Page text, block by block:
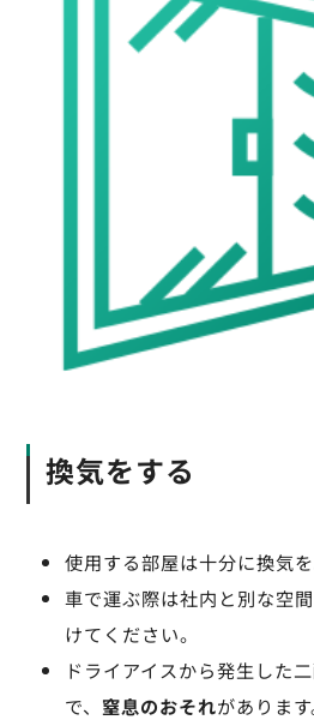
換気をする
使用する部屋は十分に換気を
車で運ぶ際は社内と別な空
けてください。
ドライアイスから発生した
で、 窒息のおそれがあります